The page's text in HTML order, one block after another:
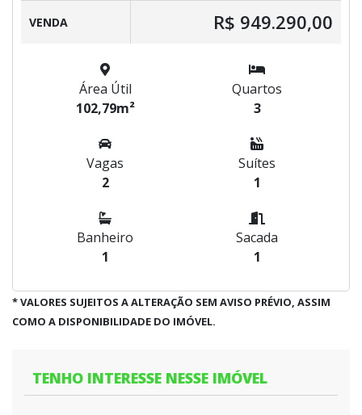
VENDA R$ 949.290,00
Área Útil
102,79m²
Quartos
3
Vagas
2
Suítes
1
Banheiro
1
Sacada
1
* VALORES SUJEITOS A ALTERAÇÃO SEM AVISO PRÉVIO, ASSIM
COMO A DISPONIBILIDADE DO IMÓVEL.
TENHO INTERESSE NESSE IMÓVEL